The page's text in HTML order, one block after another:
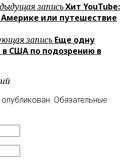
записьХит YouTube:
Америке или путешествие
запись Еще одну
в США по подозрению в
Обязательные